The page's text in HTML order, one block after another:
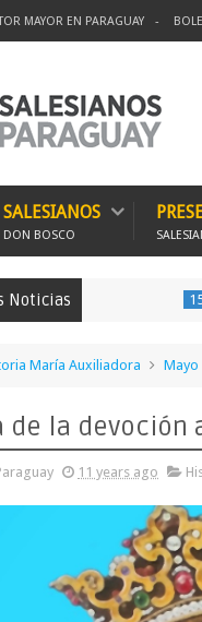
MAYOR EN PARAGUAY
SALESIANOS
DON BOSCO
Noticias 150
María Auxiliadora Mayo
de la devoción
11 years ago